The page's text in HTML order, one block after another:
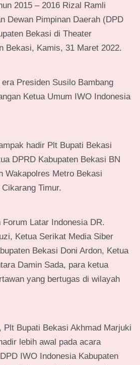
2015 – 2016 Rizal Ramli
Dewan Pimpinan Daerah (DPD
Bekasi di Theater
Bekasi, Kamis, 31 Maret 2022.
Presiden Susilo Bambang
Ketua Umum IWO Indonesia
hadir Plt Bupati Bekasi
DPRD Kabupaten Bekasi BN
Wakapolres Metro Bekasi
Timur.
Latar Indonesia DR.
Ketua Serikat Media Siber
Bekasi Doni Ardon, Ketua
Damin Sada, para ketua
yang bertugas di wilayah
Plt Bupati Bekasi Akhmad Marjuki
lebih awal pada acara
IWO Indonesia Kabupaten